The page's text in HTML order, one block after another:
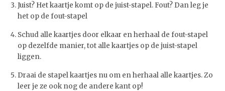
Juist? Het kaartje komt op de juist-stapel. Fout? Dan leg je
het op de fout-stapel
Schud alle kaartjes door elkaar en herhaal de fout-stapel
op dezelfde manier, tot alle kaartjes op de juist-stapel
liggen.
Draai de stapel kaartjes nu om en herhaal alle kaartjes. Zo
leer je ze ook nog de andere kant op!